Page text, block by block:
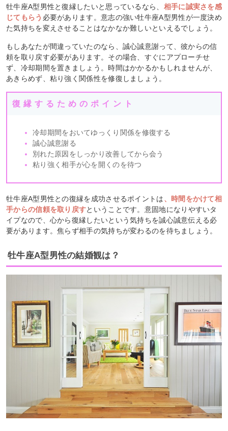
牡牛座A型男性と復縁したいと思っているなら、 相手に誠実さを感
じてもらう 必要があります。意志の強い牡牛座A型男性が一度決め
た気持ちを変えさせることはなかなか難しいといえるでしょう。
もしあなたが間違っていたのなら、誠心誠意謝って、彼からの信
頼を取り戻す必要があります。その場合、すぐにアプローチせ
ず、冷却期間を置きましょう。時間はかかるかもしれませんが、
あきらめず、粘り強く関係性を修復しましょう。
復縁するためのポイント
冷却期間をおいてゆっくり関係を修復する
誠心誠意謝る
別れた原因をしっかり改善してから会う
粘り強く相手が心を開くのを待つ
牡牛座A型男性との復縁を成功させるポイントは、時間をかけて相
手からの信頼を取り戻すということ です。意固地になりやすいタ
イプなので、心から復縁したいという気持ちを誠心誠意伝える必
要があります。焦らず相手の気持ちが変わるのを待ちましょう。
牡牛座A型男性の結婚観は？